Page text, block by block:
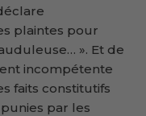
plaintes pour
». Et de
incompétente
faits constitutifs
par les